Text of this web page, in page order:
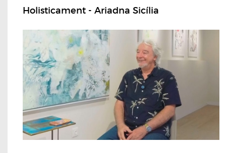
Holisticament - Ariadna Sicília